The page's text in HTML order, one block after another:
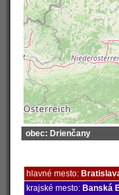
obec: Drienčany
hlavné mesto:
krajské mesto: Banská